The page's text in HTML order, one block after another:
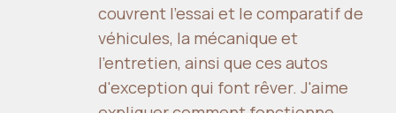
couvrent l'essai et le comparatif de
véhicules, la mécanique et
l'entretien, ainsi que ces autos
d'exception qui font rêver. J'aime